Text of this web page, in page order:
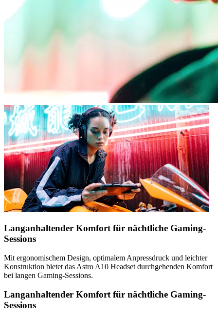
Langanhaltender Komfort für nächtliche Gaming-
Sessions
Mit ergonomischem Design, optimalem Anpressdruck und leichter
Konstruktion bietet das Astro A10 Headset durchgehenden Komfort
bei langen Gaming-Sessions.
Langanhaltender Komfort für nächtliche Gaming-
Sessions